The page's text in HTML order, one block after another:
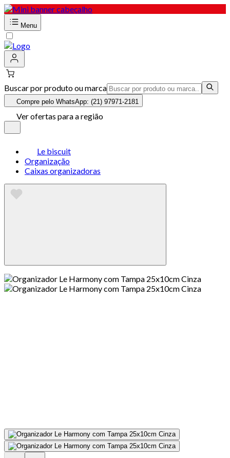
Menu
Buscar por produto ou marca
Compre pelo WhatsApp: (21) 97971-2181
Ver ofertas para a região
Le biscuit
Organização
Caixas organizadoras